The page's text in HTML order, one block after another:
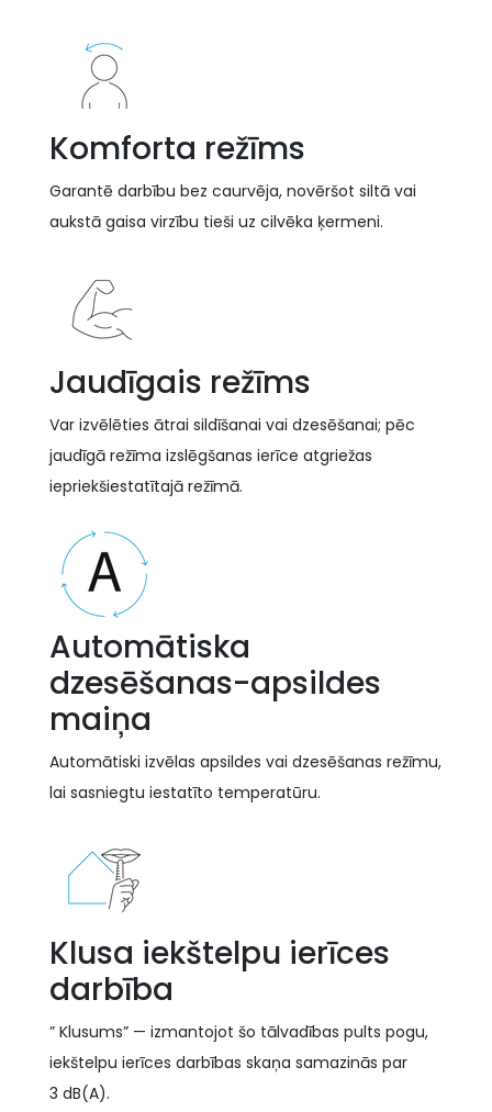
Komforta režīms
Garantē darbību bez caurvēja, novēršot siltā vai
aukstā gaisa virzību tieši uz cilvēka ķermeni.
Jaudīgais režīms
Var izvēlēties ātrai sildīšanai vai dzesēšanai; pēc
jaudīgā režīma izslēgšanas ierīce atgriežas
iepriekšiestatītajā režīmā.
Automātiska
dzesēšanas-apsildes
maiņa
Automātiski izvēlas apsildes vai dzesēšanas režīmu,
lai sasniegtu iestatīto temperatūru.
Klusa iekštelpu ierīces
darbība
” Klusums” — izmantojot šo tālvadības pults pogu,
iekštelpu ierīces darbības skaņa samazinās par
3 dB(A).